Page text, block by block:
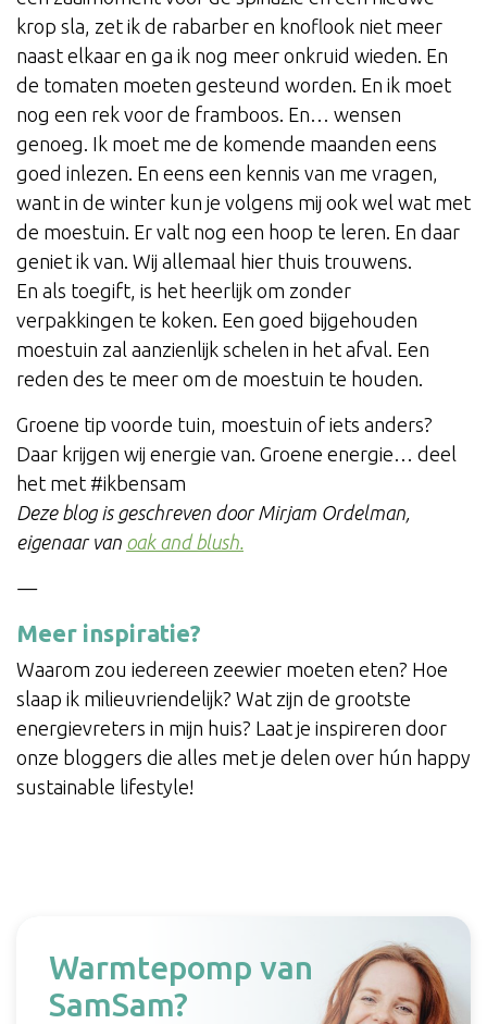
krop sla, zet ik de rabarber en knoflook niet meer
naast elkaar en ga ik nog meer onkruid wieden. En
de tomaten moeten gesteund worden. En ik moet
nog een rek voor de framboos. En… wensen
genoeg. Ik moet me de komende maanden eens
goed inlezen. En eens een kennis van me vragen,
want in de winter kun je volgens mij ook wel wat met
de moestuin. Er valt nog een hoop te leren. En daar
geniet ik van. Wij allemaal hier thuis trouwens.
En als toegift, is het heerlijk om zonder
verpakkingen te koken. Een goed bijgehouden
moestuin zal aanzienlijk schelen in het afval. Een
reden des te meer om de moestuin te houden.
Groene tip voorde tuin, moestuin of iets anders?
Daar krijgen wij energie van. Groene energie… deel
het met #ikbensam
Deze blog is geschreven door Mirjam Ordelman,
eigenaar van oak and blush.
—
Meer inspiratie?
Waarom zou iedereen zeewier moeten eten? Hoe
slaap ik milieuvriendelijk? Wat zijn de grootste
energievreters in mijn huis? Laat je inspireren door
onze bloggers die alles met je delen over hún happy
sustainable lifestyle!
Warmtepomp van
SamSam?